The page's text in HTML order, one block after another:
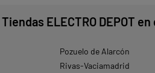
Tiendas ELECTRO DEPOT
Pozuelo de Alarcón
Rivas-Vaciamadrid